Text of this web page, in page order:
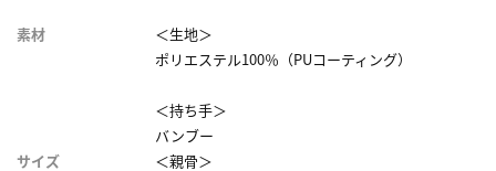
素材
＜生地＞
ポリエステル100％（PUコーティング）
＜持ち手＞
バンブー
サイズ
＜親骨＞